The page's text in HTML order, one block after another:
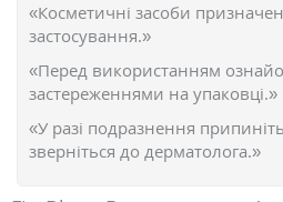
«Косметичні засоби
застосування.»
«Перед використанням
застереженнями на упаковці.»
«У разі подразнення
зверніться до дерматолога.»